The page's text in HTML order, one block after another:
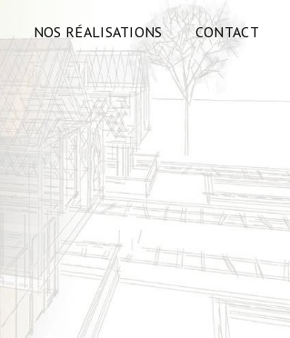
NOS RÉALISATIONS CONTACT